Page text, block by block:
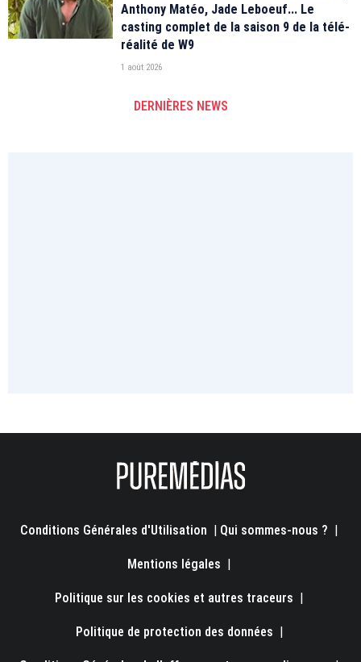
Anthony Matéo, Jade Leboeuf... Le
casting complet de la saison 9 de la télé-
réalité de W9
1 août 2026
DERNIÈRES NEWS
Conditions Générales d'Utilisation | Qui sommes-nous ? |
Mentions légales |
Politique sur les cookies et autres traceurs |
Politique de protection des données |